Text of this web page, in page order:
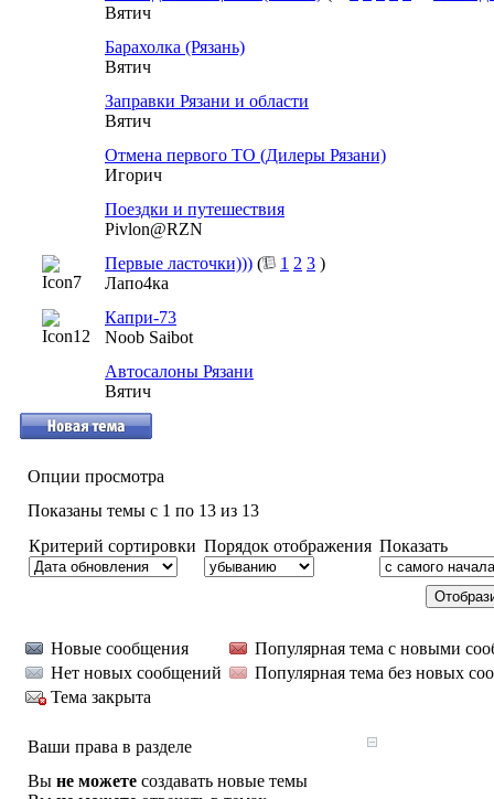
Вятич
Барахолка (Рязань)
Вятич
Заправки Рязани и области
Вятич
Отмена первого ТО (Дилеры Рязани)
Игорич
Поездки и путешествия
Pivlon@RZN
Первые ласточки))) ( 1 2 3 )
Лапо4ка
Капри-73
Noob Saibot
Автосалоны Рязани
Вятич
Опции просмотра
Показаны темы с 1 по 13 из 13
Критерий сортировки Порядок отображения Показать
Новые сообщения
Популярная тема с новыми
Нет новых сообщений
Популярная тема без новых
Тема закрыта
Ваши права в разделе
Вы не можете создавать новые темы